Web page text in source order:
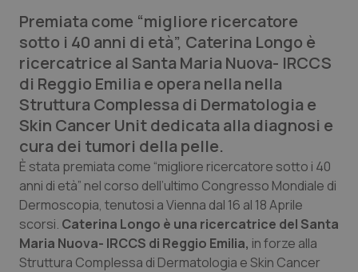
Lettere al direttore
Edizioni Regionali
QS Pro
Professionisti Sanitari.AI
Abruzzo
Basilicata
Calabria
QS Pro Gold
Artrite & artrosi
Asma & BPCO
QS Club Newsletter
Premiata come “migliore ricercatore
sotto i 40 anni di età”, Caterina Longo è
ricercatrice al Santa Maria Nuova- IRCCS
di Reggio Emilia e opera nella nella
Struttura Complessa di Dermatologia e
Skin Cancer Unit dedicata alla diagnosi e
cura dei tumori della pelle.
È stata premiata come “migliore ricercatore sotto i 40
anni di età” nel corso dell’ultimo Congresso Mondiale di
Dermoscopia, tenutosi a Vienna dal 16 al 18 Aprile
scorsi. Caterina Longo è una ricercatrice del Santa
Maria Nuova- IRCCS di Reggio Emilia, in forze alla
Struttura Complessa di Dermatologia e Skin Cancer